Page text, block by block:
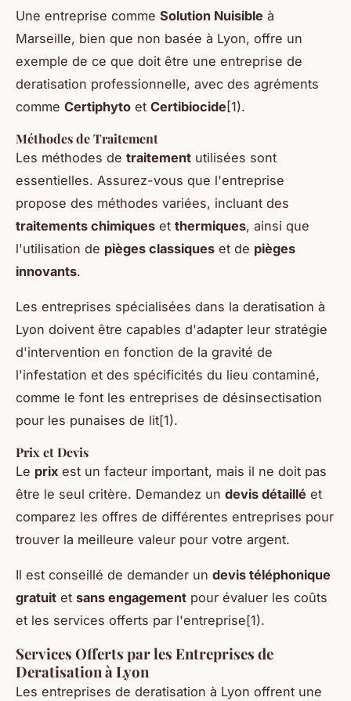
Une entreprise comme Solution Nuisible à
Marseille, bien que non basée à Lyon, offre un
exemple de ce que doit être une entreprise de
deratisation professionnelle, avec des agréments
comme Certiphyto et Certibiocide[1).
Méthodes de Traitement
Les méthodes de traitement utilisées sont
essentielles. Assurez-vous que l'entreprise
propose des méthodes variées, incluant des
traitements chimiques et thermiques, ainsi que
l'utilisation de pièges classiques et de pièges
innovants.
Les entreprises spécialisées dans la deratisation à
Lyon doivent être capables d'adapter leur stratégie
d'intervention en fonction de la gravité de
l'infestation et des spécificités du lieu contaminé,
comme le font les entreprises de désinsectisation
pour les punaises de lit[1).
Prix et Devis
Le prix est un facteur important, mais il ne doit pas
être le seul critère. Demandez un devis détaillé et
comparez les offres de différentes entreprises pour
trouver la meilleure valeur pour votre argent.
Il est conseillé de demander un devis téléphonique
gratuit et sans engagement pour évaluer les coûts
et les services offerts par l'entreprise[1).
Services Offerts par les Entreprises de
Deratisation à Lyon
Les entreprises de deratisation à Lyon offrent une